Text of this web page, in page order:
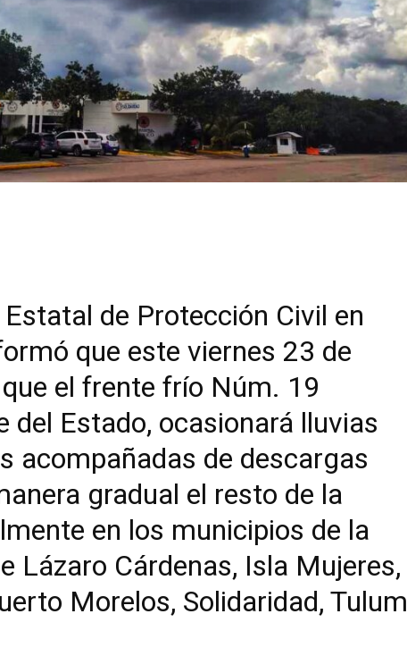
de Protección Civil en
que este viernes 23 de
el frente frío Núm. 19
del Estado, ocasionará lluvias
acompañadas de descargas
gradual el resto de la
en los municipios de la
Lázaro Cárdenas, Isla Mujeres,
Morelos, Solidaridad, Tulum